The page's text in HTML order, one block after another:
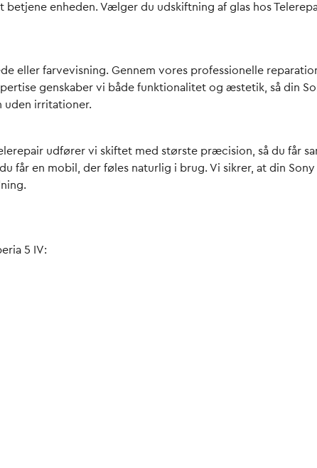
enheden. Vælger du udskiftning af glas hos
eller farvevisning. Gennem vores professionelle
genskaber vi både funktionalitet og æstetik, så din
uden irritationer.
udfører vi skiftet med største præcision, så du får
en mobil, der føles naturlig i brug. Vi sikrer, at din
5 IV: